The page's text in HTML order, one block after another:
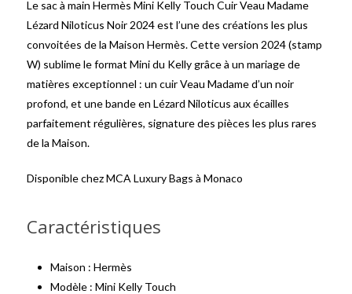
Le sac à main Hermès Mini Kelly Touch Cuir Veau Madame
Lézard Niloticus Noir 2024 est l’une des créations les plus
convoitées de la Maison Hermès. Cette version 2024 (stamp
W) sublime le format Mini du Kelly grâce à un mariage de
matières exceptionnel : un cuir Veau Madame d’un noir
profond, et une bande en Lézard Niloticus aux écailles
parfaitement régulières, signature des pièces les plus rares
de la Maison.
Disponible chez MCA Luxury Bags à Monaco
Caractéristiques
Maison : Hermès
Modèle : Mini Kelly Touch